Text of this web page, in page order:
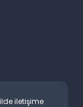
iletişime